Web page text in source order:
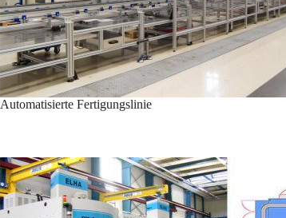
Automatisierte Fertigungslinie